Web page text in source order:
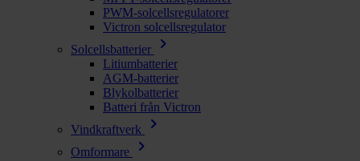
PWM-solcellsregulatorer
Victron solcellsregulator
Solcellsbatterier
chevron_right
Litiumbatterier
AGM-batterier
Blykolbatterier
Batteri från Victron
Vindkraftverk
chevron_right
Omformare chevron_right